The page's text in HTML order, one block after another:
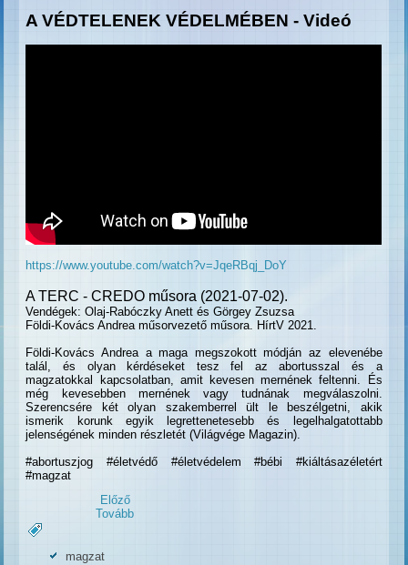
A VÉDTELENEK VÉDELMÉBEN - Videó
https://www.youtube.com/watch?v=JqeRBqj_DoY
A TERC - CREDO műsora (2021-07-02).
Vendégek: Olaj-Rabóczky Anett és Görgey Zsuzsa
Földi-Kovács Andrea műsorvezető műsora. HírtV 2021.
Földi-Kovács Andrea a maga megszokott módján az elevenébe
talál, és olyan kérdéseket tesz fel az abortusszal és a
magzatokkal kapcsolatban, amit kevesen mernének feltenni. És
még kevesebben mernének vagy tudnának megválaszolni.
Szerencsére két olyan szakemberrel ült le beszélgetni, akik
ismerik korunk egyik legrettenetesebb és legelhalgatottabb
jelenségének minden részletét (Világvége Magazin).
#abortuszjog #életvédő #életvédelem #bébi #kiáltásazéletért
#magzat
Előző
Tovább
magzat